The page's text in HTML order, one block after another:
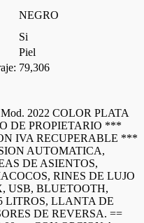
NEGRO
Si
Piel
79,306
2022 COLOR PLATA
DE PROPIETARIO ***
IVA RECUPERABLE ***
AUTOMATICA,
DE ASIENTOS,
RINES DE LUJO
USB, BLUETOOTH,
LITROS, LLANTA DE
DE REVERSA. ==